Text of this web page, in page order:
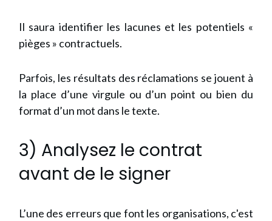
Il saura identifier les lacunes et les potentiels «
pièges » contractuels.
Parfois, les résultats des réclamations se jouent à
la place d’une virgule ou d’un point ou bien du
format d’un mot dans le texte.
3) Analysez le contrat
avant de le signer
L’une des erreurs que font les organisations, c'est